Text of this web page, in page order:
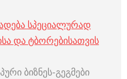
სპეციალურად
და ტბორებისათვის
ბიზნეს-გეგმები